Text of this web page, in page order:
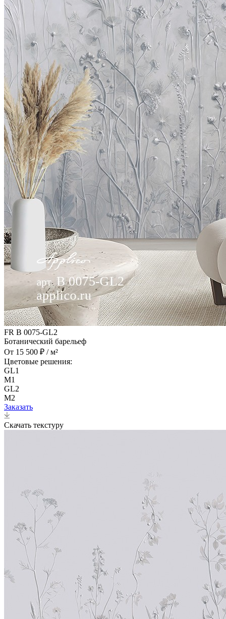
FR B 0075-GL2
Ботанический барельеф
От 15 500 ₽ / м²
Цветовые решения:
GL1
M1
GL2
M2
Заказать
Скачать текстуру